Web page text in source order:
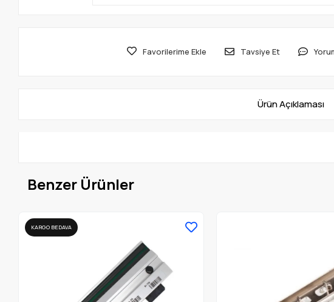
Favorilerime Ekle Tavsiye Et
Ürün Açıklaması
Benzer Ürünler
KARGO BEDAVA